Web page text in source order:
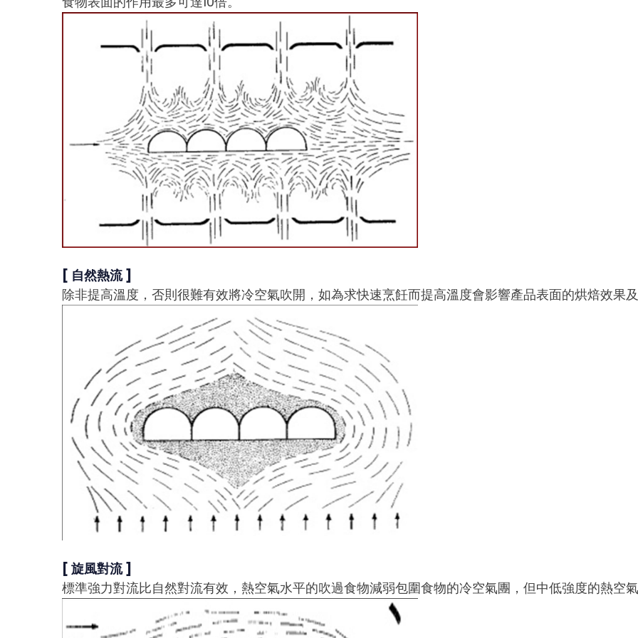
[ 自然熱流 ]
除非提高溫度，否則很難有效將冷空氣吹開，如為求快速烹飪而提高溫度會影響產品表面的烘焙效果
[ 旋風對流 ]
標準強力對流比自然對流有效，熱空氣水平的吹過食物減弱包圍食物的冷空氣團，但中低強度的熱空氣